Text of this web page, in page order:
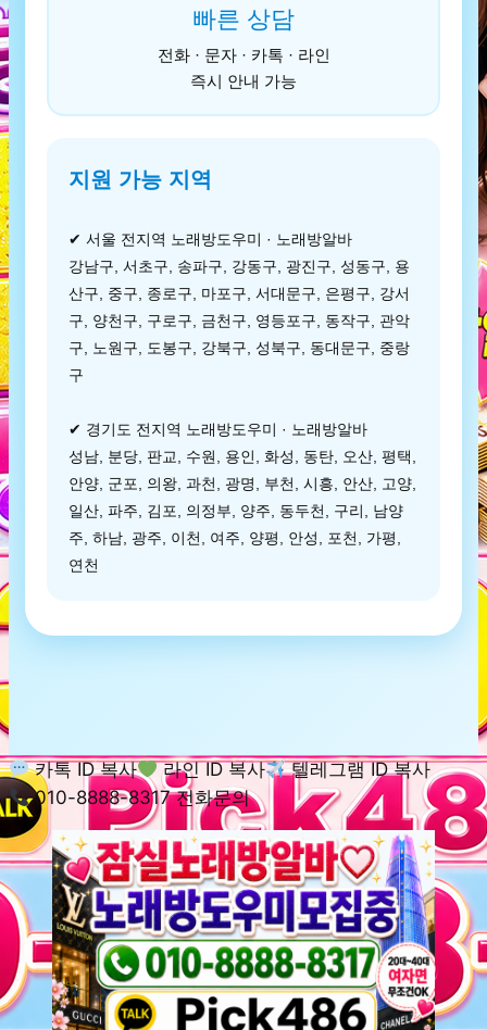
빠른 상담
전화 · 문자 · 카톡 · 라인
즉시 안내 가능
지원 가능 지역
✔ 서울 전지역 노래방도우미 · 노래방알바
강남구, 서초구, 송파구, 강동구, 광진구, 성동구, 용
산구, 중구, 종로구, 마포구, 서대문구, 은평구, 강서
구, 양천구, 구로구, 금천구, 영등포구, 동작구, 관악
구, 노원구, 도봉구, 강북구, 성북구, 동대문구, 중랑
구
✔ 경기도 전지역 노래방도우미 · 노래방알바
성남, 분당, 판교, 수원, 용인, 화성, 동탄, 오산, 평택,
안양, 군포, 의왕, 과천, 광명, 부천, 시흥, 안산, 고양,
일산, 파주, 김포, 의정부, 양주, 동두천, 구리, 남양
주, 하남, 광주, 이천, 여주, 양평, 안성, 포천, 가평,
연천
카톡 ID 복사 라인 ID 복사
텔레그램 ID 복사
010-8888-8317 전화문의